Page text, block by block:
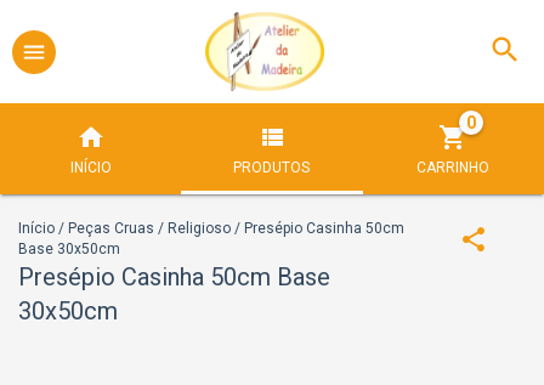
INÍCIO PRODUTOS CARRINHO
0
Início / Peças Cruas / Religioso / Presépio Casinha 50cm
Base 30x50cm
Presépio Casinha 50cm Base
30x50cm